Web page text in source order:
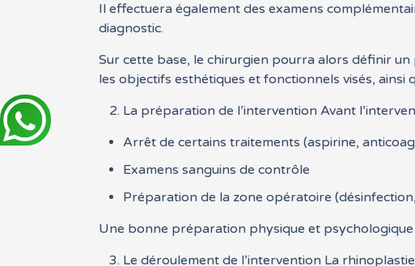
Il effectuera également des examens
diagnostic.
Sur cette base, le chirurgien pourra alors définir
les objectifs esthétiques et fonctionnels visés, ainsi
La préparation de l’intervention Avant
Arrêt de certains traitements (aspirine,
Examens sanguins de contrôle
Préparation de la zone opératoire
Une bonne préparation physique et
Le déroulement de l’intervention La